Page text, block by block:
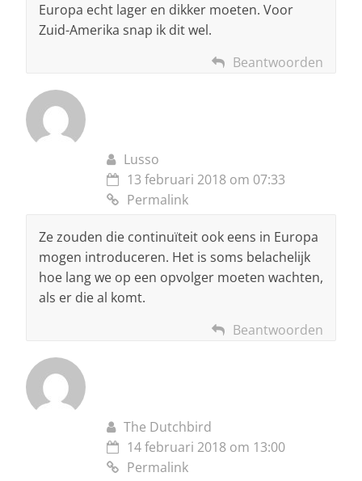
Europa echt lager en dikker moeten. Voor
Zuid-Amerika snap ik dit wel.
Beantwoorden
Lusso
13 februari 2018 om 07:33
Permalink
Ze zouden die continuïteit ook eens in Europa
mogen introduceren. Het is soms belachelijk
hoe lang we op een opvolger moeten wachten,
als er die al komt.
Beantwoorden
The Dutchbird
14 februari 2018 om 13:00
Permalink